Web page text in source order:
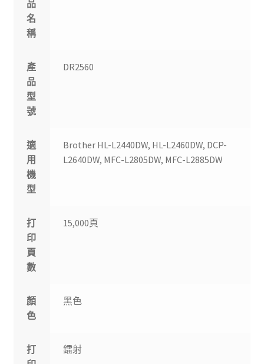
品
名
稱
產
品
型
號
DR2560
適
用
機
型
Brother HL-L2440DW, HL-L2460DW, DCP-
L2640DW, MFC-L2805DW, MFC-L2885DW
打
印
頁
數
15,000頁
顏
色
黑色
打
鐳射